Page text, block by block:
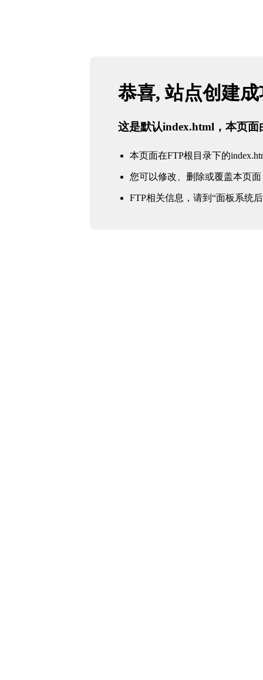
恭喜, 站点创建
这是默认index.html，本页面
本页面在FTP根目录下的
您可以修改、删除或覆盖本页面
FTP相关信息，请到“面板系统